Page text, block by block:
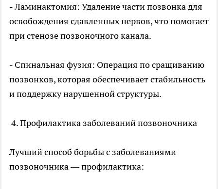
- Ламинактомия: Удаление части позвонка для
освобождения сдавленных нервов, что помогает
при стенозе позвоночного канала.
- Спинальная фузия: Операция по сращиванию
позвонков, которая обеспечивает стабильность
и поддержку нарушенной структуры.
4. Профилактика заболеваний позвоночника
Лучший способ борьбы с заболеваниями
позвоночника — профилактика: